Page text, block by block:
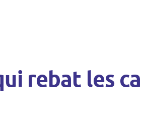
rebat les